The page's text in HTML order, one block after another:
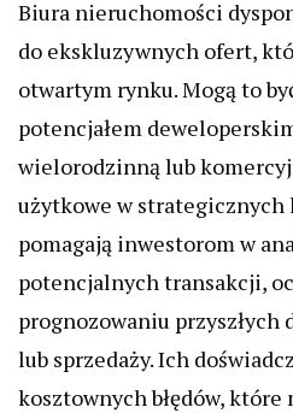
Biura nieruchomości
do ekskluzywnych ofert,
otwartym rynku. Mogą to
potencjałem
wielorodzinną lub
użytkowe w strategicznych
pomagają inwestorom w
potencjalnych transakcji,
prognozowaniu przyszłych
lub sprzedaży. Ich
kosztownych błędów, które